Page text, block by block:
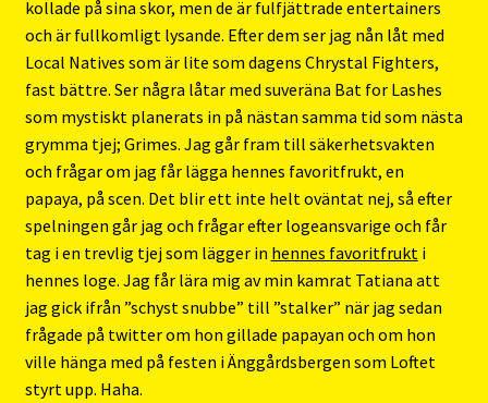
kollade på sina skor, men de är fulfjättrade entertainers
och är fullkomligt lysande. Efter dem ser jag nån låt med
Local Natives som är lite som dagens Chrystal Fighters,
fast bättre. Ser några låtar med suveräna Bat for Lashes
som mystiskt planerats in på nästan samma tid som nästa
grymma tjej; Grimes. Jag går fram till säkerhetsvakten
och frågar om jag får lägga hennes favoritfrukt, en
papaya, på scen. Det blir ett inte helt oväntat nej, så efter
spelningen går jag och frågar efter logeansvarige och får
tag i en trevlig tjej som lägger in hennes favoritfrukt i
hennes loge. Jag får lära mig av min kamrat Tatiana att
jag gick ifrån ”schyst snubbe” till ”stalker” när jag sedan
frågade på twitter om hon gillade papayan och om hon
ville hänga med på festen i Änggårdsbergen som Loftet
styrt upp. Haha.